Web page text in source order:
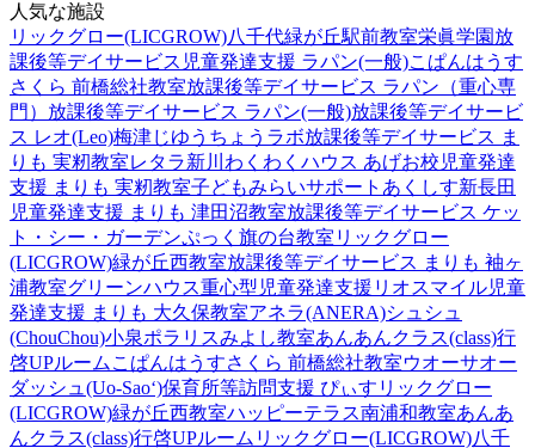
人気な施設
リックグロー(LICGROW)八千代緑が丘駅前教室栄眞学園放
課後等デイサービス 児童発達支援 ラパン(一般)こぱんはうす
さくら 前橋総社教室放課後等デイサービス ラパン（重心専
門） 放課後等デイサービス ラパン(一般)放課後等デイサービ
ス レオ(Leo)梅津じゆうちょうラボ放課後等デイサービス ま
りも 実籾教室レタラ新川 わくわくハウス あげお校 児童発達
支援 まりも 実籾教室子どもみらいサポートあくしす新長田
児童発達支援 まりも 津田沼教室放課後等デイサービス ケッ
ト・シー・ガーデンぷっく旗の台教室 リックグロー
(LICGROW)緑が丘西教室放課後等デイサービス まりも 袖ヶ
浦教室グリーンハウス重心型児童発達支援 リオスマイル児童
発達支援 まりも 大久保教室アネラ(ANERA)シュシュ
(ChouChou)小泉ポラリスみよし教室あんあんクラス(class)行
啓UPルーム こぱんはうすさくら 前橋総社教室ウオーサオー
ダッシュ(Uo-Sao‘)保育所等訪問支援 ぴぃす リックグロー
(LICGROW)緑が丘西教室ハッピーテラス南浦和教室あんあ
んクラス(class)行啓UPルーム リックグロー(LICGROW)八千